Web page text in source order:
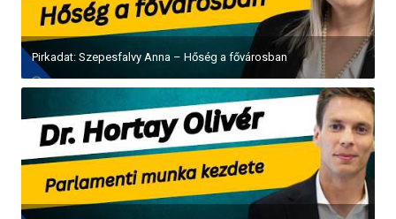
Pirkadat: Szepesfalvy Anna – Hőség a fővárosban